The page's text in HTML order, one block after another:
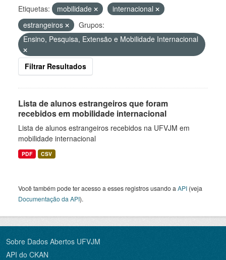
Etiquetas: mobilidade
internacional
estrangeiros
Grupos:
Ensino, Pesquisa, Extensão e Mobilidade Internacional
Filtrar Resultados
Lista de alunos estrangeiros que foram
recebidos em mobilidade internacional
Lista de alunos estrangeiros recebidos na UFVJM em
mobilidade internacional
PDF CSV
Você também pode ter acesso a esses registros usando a API (veja
Documentação da API).
Sobre Dados Abertos UFVJM
API do CKAN